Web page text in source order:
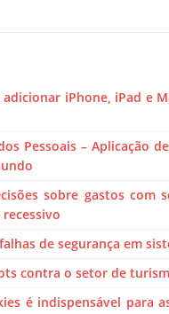
adicionar iPhone, iPad e
Pessoais – Aplicação
sobre gastos com
de segurança em
contra o setor de
é indispensável para